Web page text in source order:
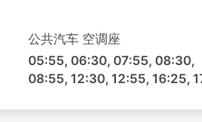
大巴类型和票价
据自己对私密性和舒适度的
便宜的票价，常被称为本地
、如厕间隙或加油期间提供
公共汽车 空调座
05:55, 06:30, 07:55, 08:30,
08:55, 12:30, 12:55, 16:25,